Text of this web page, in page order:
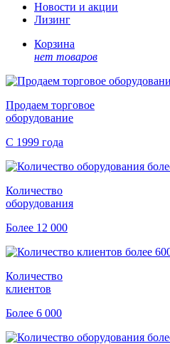
Новости и акции
Лизинг
Корзина
нет товаров
Продаем торговое
оборудование
С 1999 года
Количество
оборудования
Более 12 000
Количество
клиентов
Более 6 000